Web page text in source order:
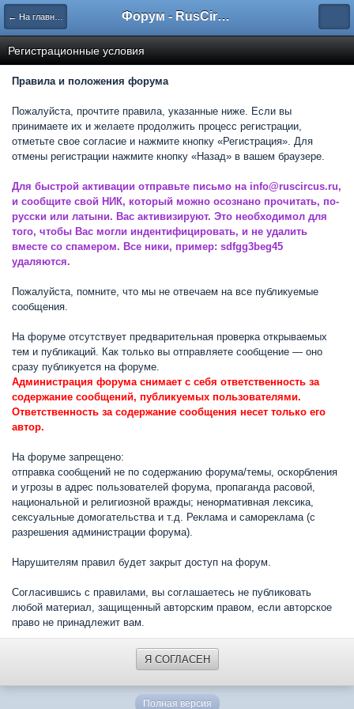
← На главную Форум - RusCircus.ru
Регистрационные условия
Правила и положения форума
Пожалуйста, прочтите правила, указанные ниже. Если вы
принимаете их и желаете продолжить процесс регистрации,
отметьте свое согласие и нажмите кнопку «Регистрация». Для
отмены регистрации нажмите кнопку «Назад» в вашем браузере.
Для быстрой активации отправьте письмо на info@ruscircus.ru,
и сообщите свой НИК, который можно осознано прочитать, по-
русски или латыни. Вас активизируют. Это необходимол для
того, чтобы Вас могли индентифицировать, и не удалить
вместе со спамером. Все ники, пример: sdfgg3beg45
удаляются.
Пожалуйста, помните, что мы не отвечаем на все публикуемые
сообщения.
На форуме отсутствует предварительная проверка открываемых
тем и публикаций. Как только вы отправляете сообщение — оно
сразу публикуется на форуме.
Администрация форума снимает с себя ответственность за
содержание сообщений, публикуемых пользователями.
Ответственность за содержание сообщения несет только его
автор.
На форуме запрещено:
отправка сообщений не по содержанию форума/темы, оскорбления
и угрозы в адрес пользователей форума, пропаганда расовой,
национальной и религиозной вражды; ненормативная лексика,
сексуальные домогательства и т.д. Реклама и самореклама (с
разрешения администрации форума).
Нарушителям правил будет закрыт доступ на форум.
Согласившись с правилами, вы соглашаетесь не публиковать
любой материал, защищенный авторским правом, если авторское
право не принадлежит вам.
Я СОГЛАСЕН
Полная версия